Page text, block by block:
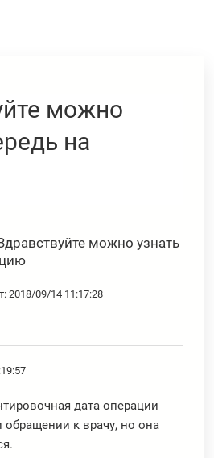
можно
на
можно узнать
2018/09/14 11:17:28
дата операции
обращении к врачу, но она